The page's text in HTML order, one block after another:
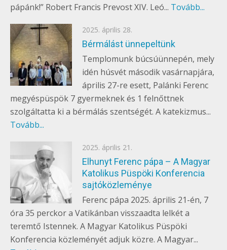
pápánk!” Robert Francis Prevost XIV. Leó... Tovább...
Posted
on
2025. április 28.
Bérmálást ünnepeltünk
Templomunk búcsúünnepén, mely
idén húsvét második vasárnapjára,
április 27-re esett, Palánki Ferenc
megyéspüspök 7 gyermeknek és 1 felnőttnek
szolgáltatta ki a bérmálás szentségét. A katekizmus...
Tovább...
Posted
on
2025. április 21.
Elhunyt Ferenc pápa – A Magyar
Katolikus Püspöki Konferencia
sajtóközleménye
Ferenc pápa 2025. április 21-én, 7
óra 35 perckor a Vatikánban visszaadta lelkét a
teremtő Istennek. A Magyar Katolikus Püspöki
Konferencia közleményét adjuk közre. A Magyar...